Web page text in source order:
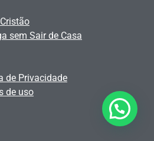
sem Sair de Casa
de Privacidade
de uso